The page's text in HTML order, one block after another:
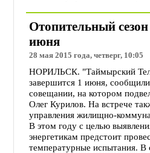
Отопительный
июня
28 мая 2015 года, четверг, 10:05
НОРИЛЬСК. "Таймырский
завершится 1 июня,
совещании, на котором
Олег Курилов. На встрече
управления жилищно-
В этом году с целью
энергетикам предстоит
температурные испытания. В